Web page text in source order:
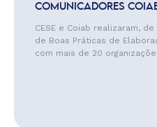
COMUNICADORES
CESE e Coiab realizaram,
de Boas Práticas de
com mais de 20